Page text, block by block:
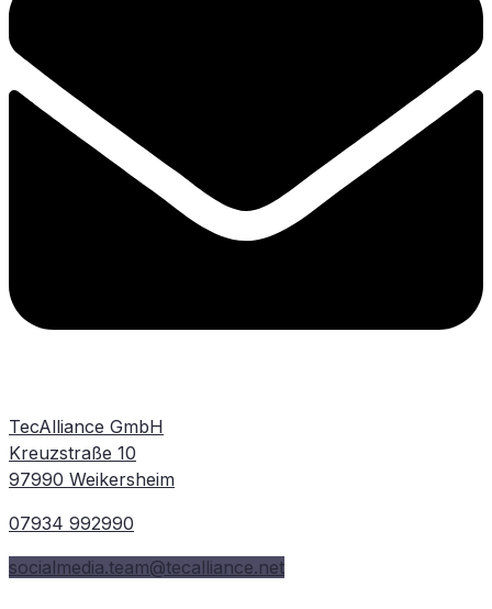
TecAlliance GmbH
Kreuzstraße 10
97990 Weikersheim
07934 992990
socialmedia.team@tecalliance.net